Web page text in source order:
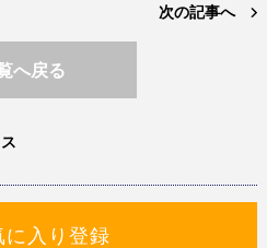
次の記事へ
へ戻る
に入り登録